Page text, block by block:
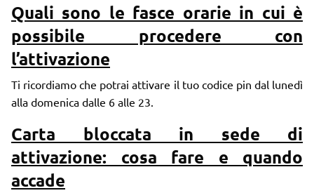
Quali sono le fasce orarie in cui è
possibile procedere con
l’attivazione
Ti ricordiamo che potrai attivare il tuo codice pin dal lunedì
alla domenica dalle 6 alle 23.
Carta bloccata in sede di
attivazione: cosa fare e quando
accade